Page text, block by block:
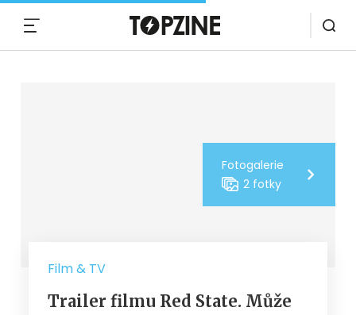
Fotogalerie
2 fotky
Film & TV
Trailer filmu Red State. Může